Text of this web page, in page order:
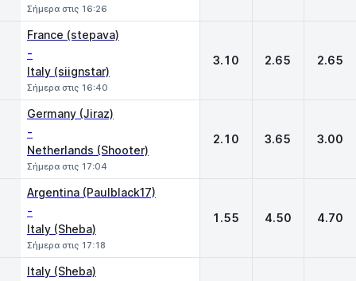
Σήμερα στις 16:26
France (stepava)
-
Italy (siignstar)
Σήμερα στις 16:40
3.10 2.65 2.65
Germany (Jiraz)
-
Netherlands (Shooter)
Σήμερα στις 17:04
2.10 3.65 3.00
Argentina (Paulblack17)
-
Italy (Sheba)
Σήμερα στις 17:18
1.55 4.50 4.70
Italy (Sheba)